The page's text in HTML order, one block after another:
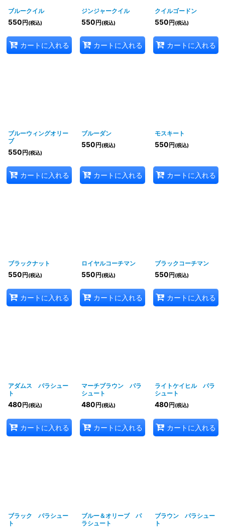
ブルークイル
550 円 (税込)
カートに入れる
ジンジャークイル
550 円 (税込)
カートに入れる
クイルゴードン
550 円 (税込)
カートに入れる
ブルーウィングオリー
ブ
550 円 (税込)
カートに入れる
ブルーダン
550 円 (税込)
カートに入れる
モスキート
550 円 (税込)
カートに入れる
ブラックナット
550 円 (税込)
カートに入れる
ロイヤルコーチマン
550 円 (税込)
カートに入れる
ブラックコーチマン
550 円 (税込)
カートに入れる
アダムス パラシュー
ト
480 円 (税込)
カートに入れる
マーチブラウン パラ
シュート
480 円 (税込)
カートに入れる
ライトケイヒル パラ
シュート
480 円 (税込)
カートに入れる
ブラック パラシュー
ト
ブルー＆オリーブ パ
ラシュート
ブラウン パラシュー
ト